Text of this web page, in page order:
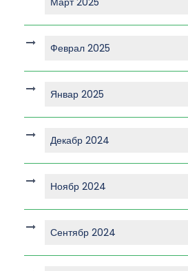
Феврал 2025
Январ 2025
Декабр 2024
Ноябр 2024
Сентябр 2024